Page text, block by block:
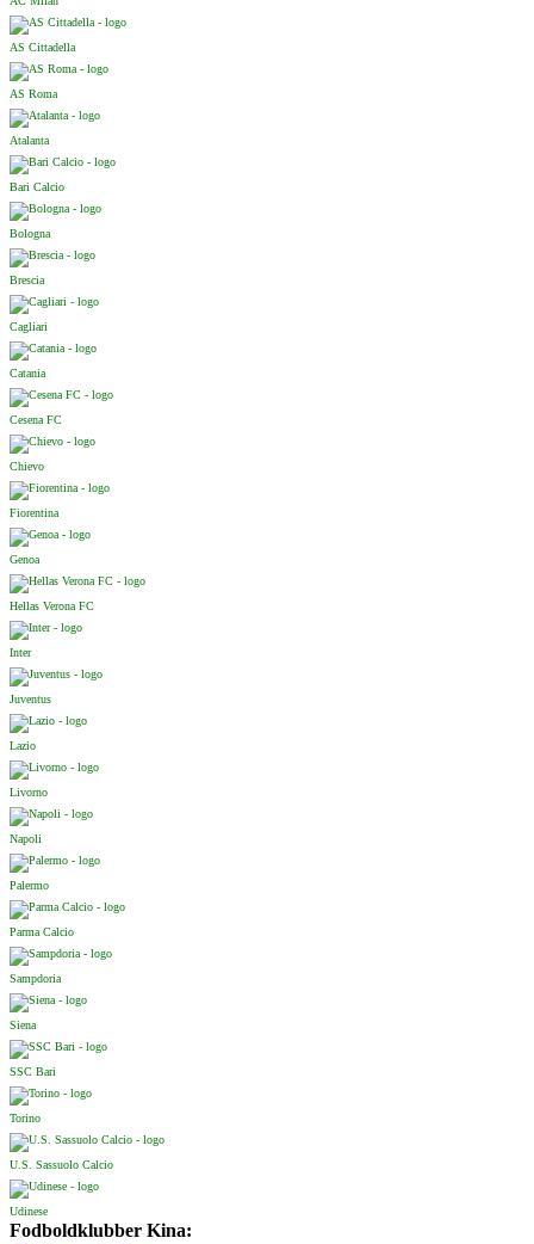
AS Cittadella
AS Roma
Atalanta
Bari Calcio
Bologna
Brescia
Cagliari
Catania
Cesena FC
Chievo
Fiorentina
Genoa
Hellas Verona FC
Inter
Juventus
Lazio
Livorno
Napoli
Palermo
Parma Calcio
Sampdoria
Siena
SSC Bari
Torino
U.S. Sassuolo Calcio
Udinese
Fodboldklubber Kina: